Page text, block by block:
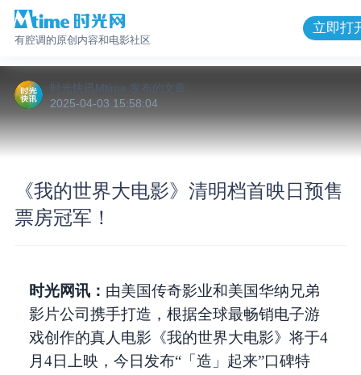
有腔调的原创内容和电影社区
立即打
时光快讯Mtime 发布的 文章
2025-04-03 15:58:04
《我的世界大电影》清明档首映日预售
票房冠军！
时光网讯： 由美国传奇影业和美国华纳兄弟
影片公司携手打造，根据全球最畅销电子游
戏创作的真人电影《我的世界大电影》将于4
月4日上映，今日发布“「造」起来”口碑特